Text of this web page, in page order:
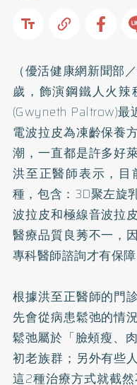
（優活健康網新聞部
歲，飾演鋼鐵人火
(Gwyneth Paltrow)最
電波拉皮為凍齡保養
潮，一直都是許多好
洪至正醫師表示，
種，包含：3D聚左旋
波拉皮和極線音波拉
醫療品質良莠不一，
專科醫師諮詢才有保障
根據洪至正醫師的門
先會從病患鬆弛的情
鬆弛屬於「臉頰瘦、
初老族群；另外有些
這2種治療方式就截